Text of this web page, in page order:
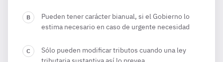
Pueden tener carácter bianual, si el Gobierno lo
estima necesario en caso de urgente necesidad
Sólo pueden modificar tributos cuando una ley